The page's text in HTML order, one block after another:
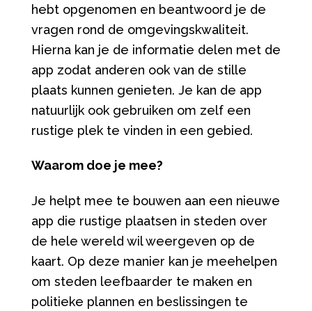
hebt opgenomen en beantwoord je de
vragen rond de omgevingskwaliteit.
Hierna kan je de informatie delen met de
app zodat anderen ook van de stille
plaats kunnen genieten. Je kan de app
natuurlijk ook gebruiken om zelf een
rustige plek te vinden in een gebied.
Waarom doe je mee?
Je helpt mee te bouwen aan een nieuwe
app die rustige plaatsen in steden over
de hele wereld wil weergeven op de
kaart. Op deze manier kan je meehelpen
om steden leefbaarder te maken en
politieke plannen en beslissingen te